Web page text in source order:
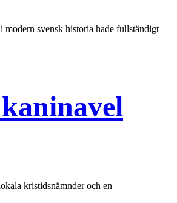
svensk historia hade fullständigt
kristidsnämnder och en